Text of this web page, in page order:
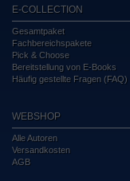
E-COLLECTION
Gesamtpaket
Fachbereichspakete
Pick & Choose
Bereitstellung von E-Books
Häufig gestellte Fragen (FAQ)
WEBSHOP
Alle Autoren
Versandkosten
AGB